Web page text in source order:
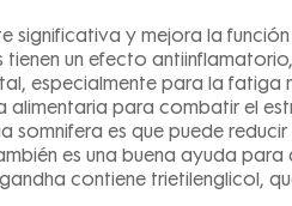
y mejora la
un efecto
especialmente para la fatiga
para combatir el
es que puede
es una buena ayuda
contiene trietilenglicol,